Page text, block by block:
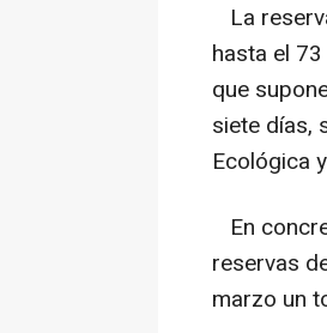
La
hasta el
que
siete días,
Ecológica
En
reservas
marzo un